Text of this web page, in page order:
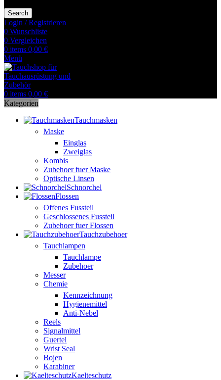
Search
Login / Registrieren
0 Wunschliste
0 Vergleichen
0 items 0,00 €
Menü
0 items 0,00 €
Kategorien
Tauchmasken
Maske
Einglas
Zweiglas
Kombis
Zubehoer fuer Maske
Optische Linsen
Schnorchel
Flossen
Offenes Fussteil
Geschlossenes Fussteil
Zubehoer fuer Flossen
Tauchzubehoer
Tauchlampen
Tauchlampe
Zubehoer
Messer
Chemie
Kennzeichnung
Hygienemittel
Anti-Nebel
Reels
Signalmittel
Guertel
Wrist Seal
Bojen
Karabiner
Kaelteschutz